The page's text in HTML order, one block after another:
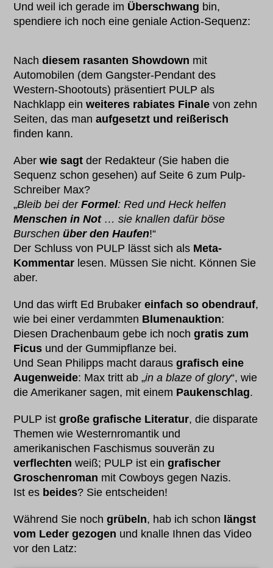
Und weil ich gerade im Überschwang bin,
spendiere ich noch eine geniale Action-Sequenz:
Nachdiesem rasanten Showdown mit
Automobilen (dem Gangster-Pendant des
Western-Shootouts) präsentiert PULP als
Nachklapp einweiteres rabiates Finale von zehn
Seiten, das manaufgesetzt und reißerisch
finden kann.
Aberwie sagt der Redakteur (Sie haben die
Sequenz schon gesehen) auf Seite 6 zum Pulp-
Schreiber Max?
„Bleib bei derFormel: Red und Heck helfen
Menschen in Not… sie knallen dafür böse
Burschenüber den Haufen!“
Der Schluss von PULP lässt sich als Meta-
Kommentar lesen. Müssen Sie nicht. Können Sie
aber.
Und das wirft Ed Brubakereinfach so obendrauf,
wie bei einer verdammten Blumenauktion:
Diesen Drachenbaum gebe ich nochgratis zum
Ficus und der Gummipflanze bei.
Und Sean Philipps macht darausgrafisch eine
Augenweide: Max tritt ab „in a blaze of glory“, wie
die Amerikaner sagen, mit einem Paukenschlag.
PULP istgroße grafische Literatur, die disparate
Themen wie Westernromantik und
amerikanischen Faschismus souverän zu
verflechten weiß; PULP ist eingrafischer
Groschenroman mit Cowboys gegen Nazis.
Ist es beides? Sie entscheiden!
Während Sie nochgrübeln, hab ich schon längst
vom Leder gezogen und knalle Ihnen das Video
vor den Latz: